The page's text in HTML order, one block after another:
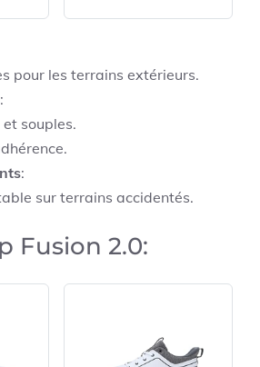
pour les terrains extérieurs.
:
souples.
:
sur terrains accidentés.
Fusion 2.0: